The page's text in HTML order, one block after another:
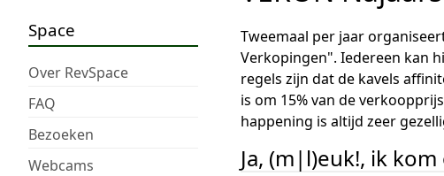
Space
Over RevSpace
FAQ
Bezoeken
Webcams
Tweemaal per jaar
Verkopingen". Iedereen kan
regels zijn dat de kavels
is om 15% van de
happening is altijd zeer
Ja, (m|l)euk!, ik kom